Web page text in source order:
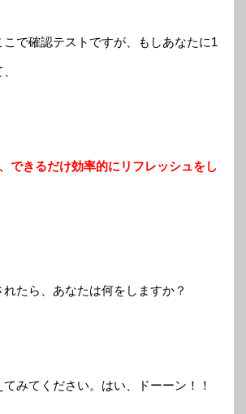
こで確認テストですが、もしあなたに1
できるだけ効率的にリフレッシュをし
たら、あなたは何をしますか？
みてください。はい、ドーーン！！